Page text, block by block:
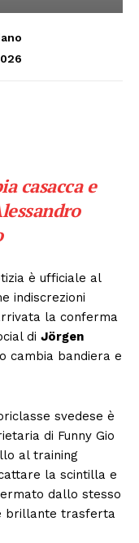
casacca e
è ufficiale al
indiscrezioni
la conferma
di Jörgen
cambia bandiera e
svedese è
di Funny Gio
al training
la scintilla e
dallo stesso
brillante trasferta